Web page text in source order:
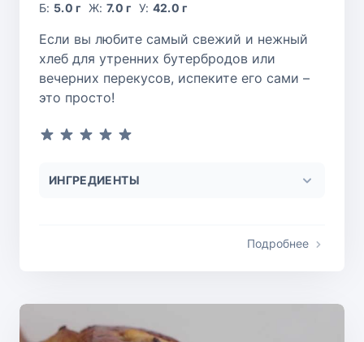
Б: 5.0 г Ж: 7.0 г У: 42.0 г
Если вы любите самый свежий и нежный
хлеб для утренних бутербродов или
вечерних перекусов, испеките его сами –
это просто!
ИНГРЕДИЕНТЫ
Подробнее